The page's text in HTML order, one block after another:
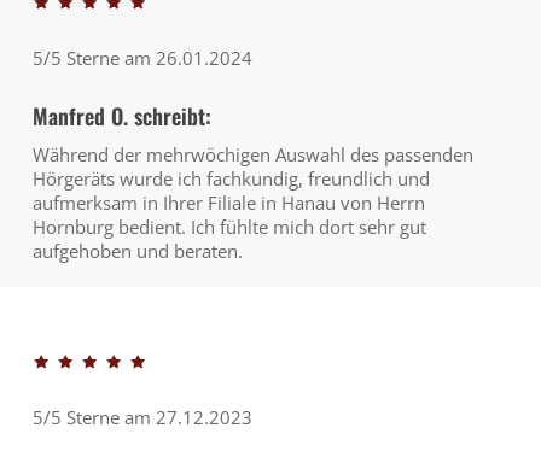
5/5 Sterne am 26.01.2024
Manfred O. schreibt:
Während der mehrwöchigen Auswahl des passenden
Hörgeräts wurde ich fachkundig, freundlich und
aufmerksam in Ihrer Filiale in Hanau von Herrn
Hornburg bedient. Ich fühlte mich dort sehr gut
aufgehoben und beraten.
5/5 Sterne am 27.12.2023